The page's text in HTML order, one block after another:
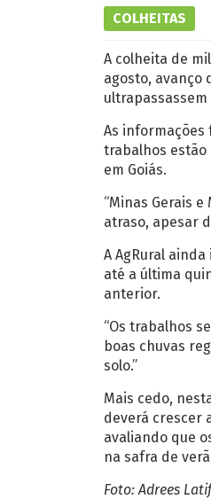
COLHEITAS
A colheita de
agosto, avanço
As informações
trabalhos estão
em Goiás.
“Minas Gerais
atraso, apesar
A AgRural
até a última
anterior.
“Os trabalhos
boas chuvas
solo.”
Mais cedo,
deverá crescer
avaliando que
na safra de
Foto: Adrees